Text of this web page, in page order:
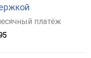
платёж